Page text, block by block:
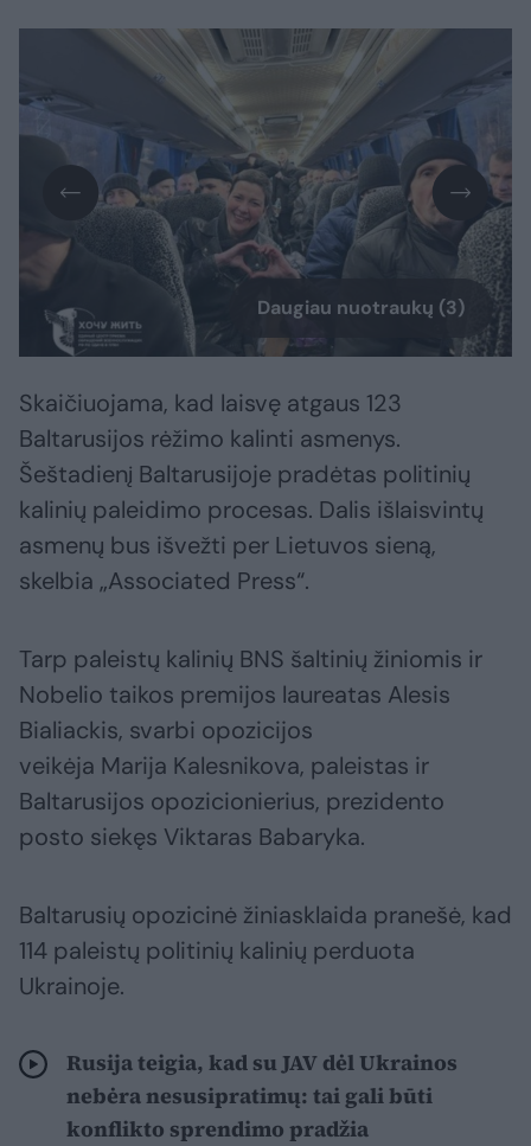
Daugiau nuotraukų (3)
Skaičiuojama, kad laisvę atgaus 123
Baltarusijos rėžimo kalinti asmenys. ​
Šeštadienį Baltarusijoje pradėtas politinių
kalinių paleidimo procesas. Dalis išlaisvintų
asmenų bus išvežti per Lietuvos sieną,
skelbia „Associated Press“.
Tarp paleistų kalinių BNS šaltinių žiniomis ir
Nobelio taikos premijos laureatas Alesis
Bialiackis, svarbi opozicijos
veikėja Marija Kalesnikova, paleistas ir
Baltarusijos opozicionierius, prezidento
posto siekęs Viktaras Babaryka.
Baltarusių opozicinė žiniasklaida pranešė, kad
114 paleistų politinių kalinių perduota
Ukrainoje.
Rusija teigia, kad su JAV dėl Ukrainos
nebėra nesusipratimų: tai gali būti
konflikto sprendimo pradžia